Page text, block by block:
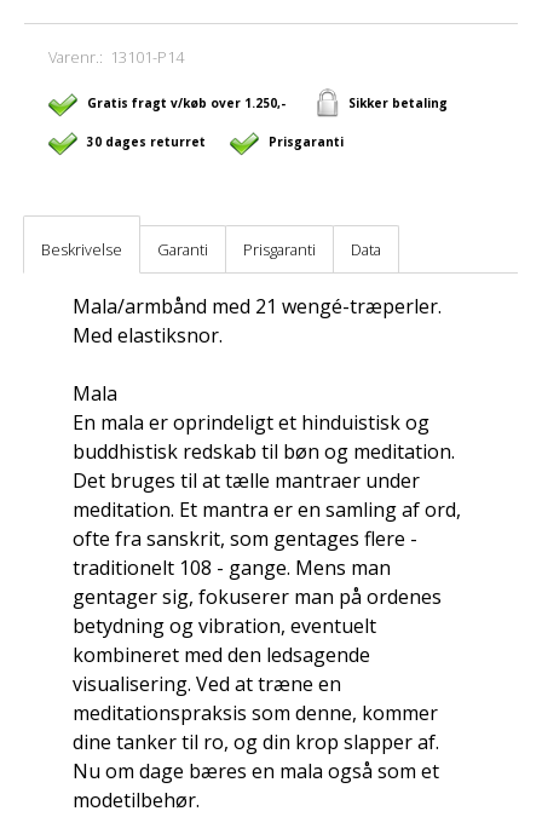
Varenr.: 13101-P14
Gratis fragt v/køb over 1.250,- Sikker betaling
30 dages returret Prisgaranti
Beskrivelse Garanti Prisgaranti Data
Mala/armbånd med 21 wengé-træperler.
Med elastiksnor.
Mala
En mala er oprindeligt et hinduistisk og
buddhistisk redskab til bøn og meditation.
Det bruges til at tælle mantraer under
meditation. Et mantra er en samling af ord,
ofte fra sanskrit, som gentages flere -
traditionelt 108 - gange. Mens man
gentager sig, fokuserer man på ordenes
betydning og vibration, eventuelt
kombineret med den ledsagende
visualisering. Ved at træne en
meditationspraksis som denne, kommer
dine tanker til ro, og din krop slapper af.
Nu om dage bæres en mala også som et
modetilbehør.